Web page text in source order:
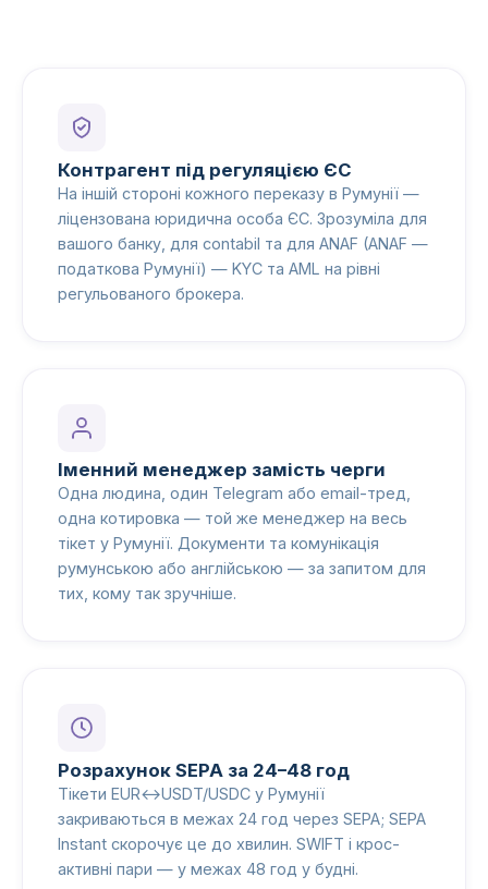
Контрагент під регуляцією ЄС
На іншій стороні кожного переказу в Румунії —
ліцензована юридична особа ЄС. Зрозуміла для
вашого банку, для contabil та для ANAF (ANAF —
податкова Румунії) — KYC та AML на рівні
регульованого брокера.
Іменний менеджер замість черги
Одна людина, один Telegram або email-тред,
одна котировка — той же менеджер на весь
тікет у Румунії. Документи та комунікація
румунською або англійською — за запитом для
тих, кому так зручніше.
Розрахунок SEPA за 24–48 год
Тікети EUR↔USDT/USDC у Румунії
закриваються в межах 24 год через SEPA; SEPA
Instant скорочує це до хвилин. SWIFT і крос-
активні пари — у межах 48 год у будні.